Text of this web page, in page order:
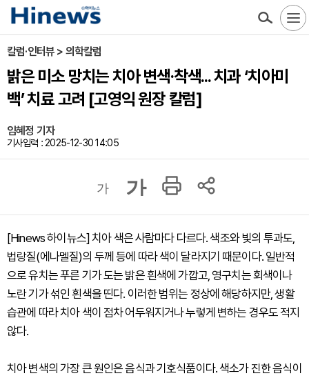
칼럼·인터뷰 > 의학칼럼
밝은 미소 망치는 치아 변색·착색... 치과 ‘치아미
백’ 치료 고려 [고영익 원장 칼럼]
임혜정 기자
기사입력 : 2025-12-30 14:05
가 가
[Hinews 하이뉴스] 치아 색은 사람마다 다르다. 색조와 빛의 투과도,
법랑질(에나멜질)의 두께 등에 따라 색이 달라지기 때문이다. 일반적
으로 유치는 푸른 기가 도는 밝은 흰색에 가깝고, 영구치는 회색이나
노란 기가 섞인 흰색을 띤다. 이러한 범위는 정상에 해당하지만, 생활
습관에 따라 치아 색이 점차 어두워지거나 누렇게 변하는 경우도 적지
않다.
치아 변색의 가장 큰 원인은 음식과 기호식품이다. 색소가 진한 음식이